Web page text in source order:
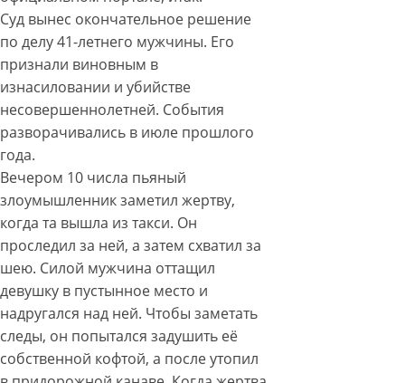
Суд вынес окончательное решение
по делу 41-летнего мужчины. Его
признали виновным в
изнасиловании и убийстве
несовершеннолетней. События
разворачивались в июле прошлого
года.
Вечером 10 числа пьяный
злоумышленник заметил жертву,
когда та вышла из такси. Он
проследил за ней, а затем схватил за
шею. Силой мужчина оттащил
девушку в пустынное место и
надругался над ней. Чтобы заметать
следы, он попытался задушить её
собственной кофтой, а после утопил